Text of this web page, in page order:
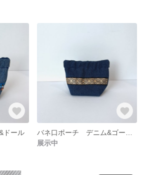
ドール
展示中